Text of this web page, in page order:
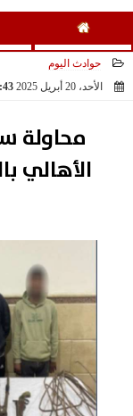
حوادث اليوم
الأحد، 20 أبريل 2025
محاولة
الأهالي